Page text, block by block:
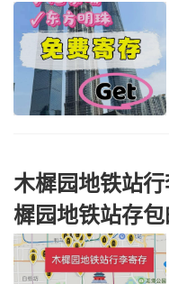
木樨园地铁站
樨园地铁站存